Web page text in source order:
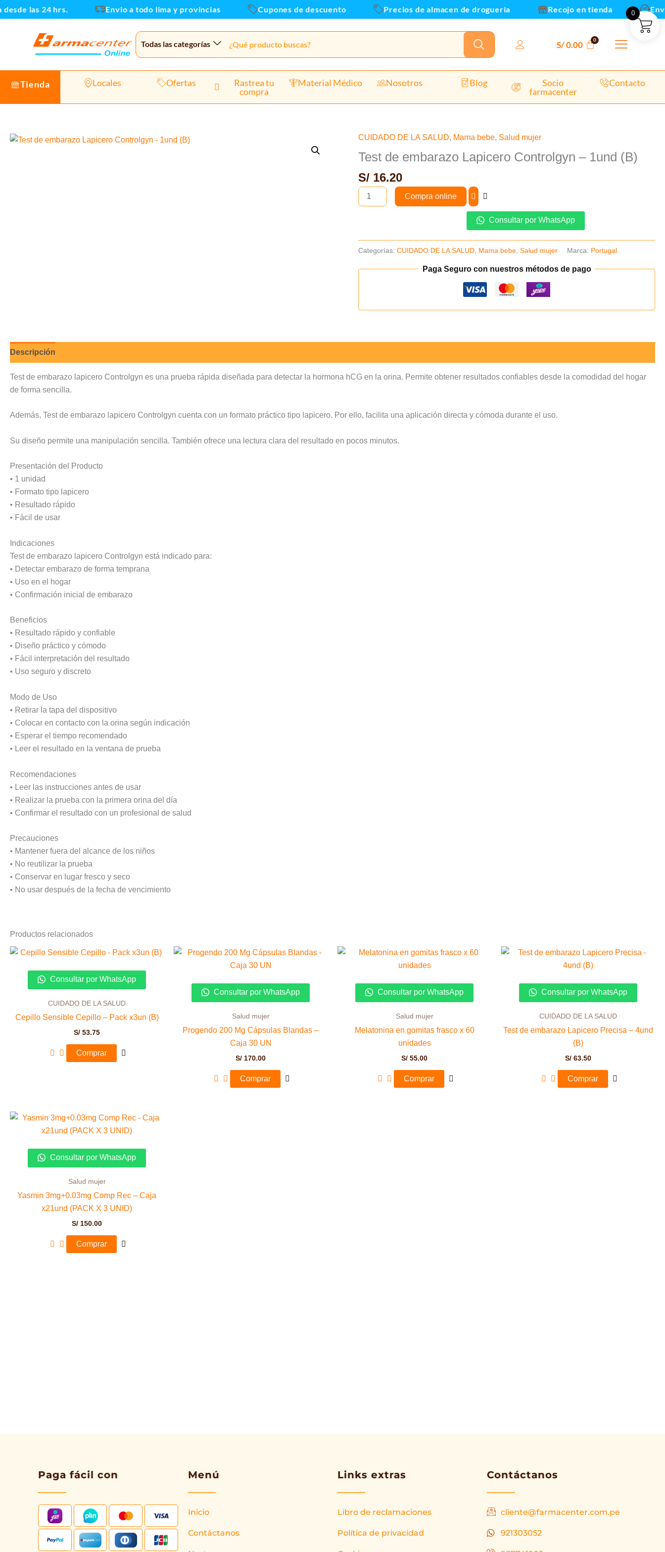
al
las 24 hrs. Envio a todo lima y provincias Cupones de descuento Precios de almacen de drogueria Recojo en tienda Envios
Todas las categorías S/0.00
Tienda Locales Ofertas
Rastrea tu
compra
Material Médico Nosotros Blog
Socio
farmacenter
Contacto
CUIDADO DE LA SALUD, Mama bebe, Salud mujer
Test de embarazo Lapicero Controlgyn – 1und (B)
S/ 16.20
Test
de
Lapicero
Controlgyn
-
cantidad
Compra online
Consultar por WhatsApp
Categorías:CUIDADO DE LA SALUD Mama bebe ,Salud mujer Marca: Portugal
Paga Seguro con nuestros métodos de pago
Descripción
Test de embarazo lapicero Controlgyn es una prueba rápida diseñada para detectar la hormona hCG en la orina. Permite obtener resultados confiables desde la comodidad del hogar
de forma sencilla.
Además, Test de embarazo lapicero Controlgyn cuenta con un formato práctico tipo lapicero. Por ello, facilita una aplicación directa y cómoda durante el uso.
Su diseño permite una manipulación sencilla. También ofrece una lectura clara del resultado en pocos minutos.
Presentación del Producto
• 1 unidad
• Formato tipo lapicero
• Resultado rápido
• Fácil de usar
Indicaciones
Test de embarazo lapicero Controlgyn está indicado para:
• Detectar embarazo de forma temprana
• Uso en el hogar
• Confirmación inicial de embarazo
Beneficios
• Resultado rápido y confiable
• Diseño práctico y cómodo
• Fácil interpretación del resultado
• Uso seguro y discreto
Modo de Uso
• Retirar la tapa del dispositivo
• Colocar en contacto con la orina según indicación
• Esperar el tiempo recomendado
• Leer el resultado en la ventana de prueba
Recomendaciones
• Leer las instrucciones antes de usar
• Realizar la prueba con la primera orina del día
• Confirmar el resultado con un profesional de salud
Precauciones
• Mantener fuera del alcance de los niños
• No reutilizar la prueba
• Conservar en lugar fresco y seco
• No usar después de la fecha de vencimiento
Productos relacionados
Consultar por WhatsApp
CUIDADO DE LA SALUD
Cepillo Sensible Cepillo – Pack x3un (B)
S/ 53.75
Comprar
Consultar por WhatsApp
Salud mujer
Progendo 200 Mg Cápsulas Blandas –
Caja 30 UN
S/ 170.00
Comprar
Consultar por WhatsApp
Salud mujer
Melatonina en gomitas frasco x 60
unidades
S/ 55.00
Comprar
Consultar por WhatsApp
CUIDADO DE LA SALUD
Test de embarazo Lapicero Precisa – 4und
(B)
S/ 63.50
Comprar
Consultar por WhatsApp
Salud mujer
Yasmin 3mg+0.03mg Comp Rec – Caja
x21und (PACK X 3 UNID)
S/ 150.00
Comprar
Paga fácil con Menú
Inicio
Contáctanos
Links extras
Libro de reclamaciones
Política de privacidad
Contáctanos
cliente@farmacenter.com.pe
921303052
0